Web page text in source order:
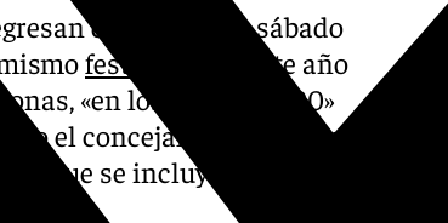
este próximo sábado
festival
«, que este año
«en los años 80 y 90»
el concejal Jorge Iglesias
que se incluye en las